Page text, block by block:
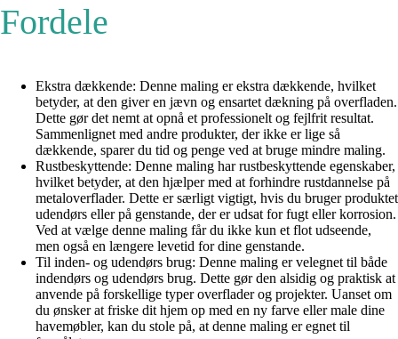
Fordele
Ekstra dækkende: Denne maling er ekstra dækkende, hvilket
betyder, at den giver en jævn og ensartet dækning på overfladen.
Dette gør det nemt at opnå et professionelt og fejlfrit resultat.
Sammenlignet med andre produkter, der ikke er lige så
dækkende, sparer du tid og penge ved at bruge mindre maling.
Rustbeskyttende: Denne maling har rustbeskyttende egenskaber,
hvilket betyder, at den hjælper med at forhindre rustdannelse på
metaloverflader. Dette er særligt vigtigt, hvis du bruger produktet
udendørs eller på genstande, der er udsat for fugt eller korrosion.
Ved at vælge denne maling får du ikke kun et flot udseende,
men også en længere levetid for dine genstande.
Til inden- og udendørs brug: Denne maling er velegnet til både
indendørs og udendørs brug. Dette gør den alsidig og praktisk at
anvende på forskellige typer overflader og projekter. Uanset om
du ønsker at friske dit hjem op med en ny farve eller male dine
havemøbler, kan du stole på, at denne maling er egnet til